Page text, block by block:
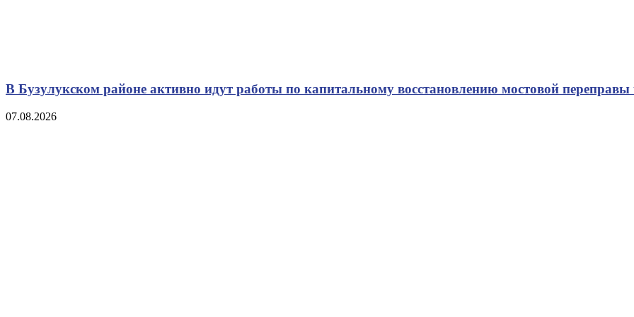
В Бузулукском районе активно идут работы по капитальному восстановлению мостовой переправы
07.08.2026